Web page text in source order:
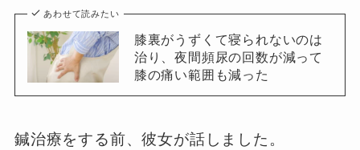
あわせて読みたい
膝裏がうずくて寝られないのは
治り、夜間頻尿の回数が減って
膝の痛い範囲も減った
鍼治療をする前、彼女が話しました。